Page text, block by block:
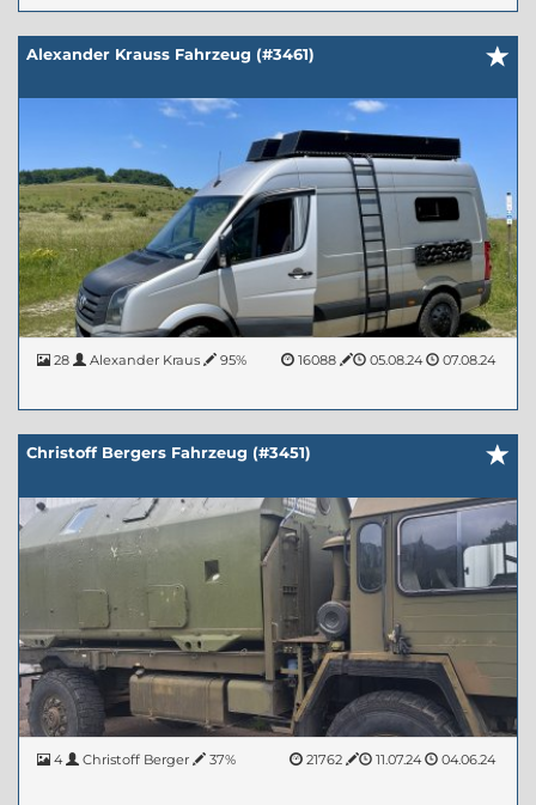
Alexander Krauss Fahrzeug (#3461)
28 07.08.24
Alexander Kraus 05.08.24
95% 16088
Christoff Bergers Fahrzeug (#3451)
4 04.06.24
Christoff Berger 11.07.24
37% 21762